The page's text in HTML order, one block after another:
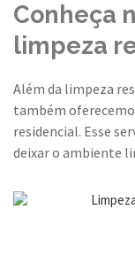
Conheça
limpeza
Além da limpeza
também
residencial. Esse
deixar o ambiente